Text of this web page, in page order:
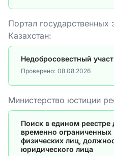
Портал государственных
Казахстан:
Недобросовестный
Проверено: 08.08.2026
Министерство юстиции
Поиск в едином реестре
временно
физических лиц,
юридического лица